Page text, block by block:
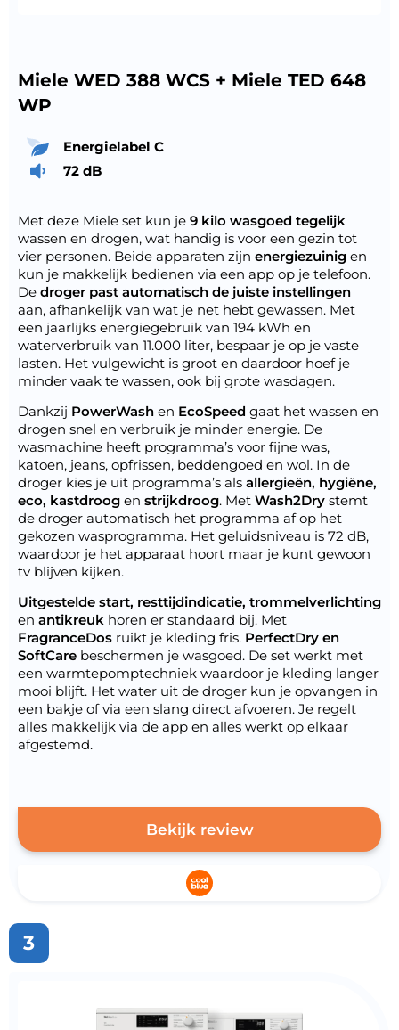
Miele WED 388 WCS + Miele TED 648
WP
Energielabel C
72 dB
Met deze Miele set kun je 9 kilo wasgoed tegelijk
wassen en drogen, wat handig is voor een gezin tot
vier personen. Beide apparaten zijn energiezuinig en
kun je makkelijk bedienen via een app op je telefoon.
De droger past automatisch de juiste instellingen
aan, afhankelijk van wat je net hebt gewassen. Met
een jaarlijks energiegebruik van 194 kWh en
waterverbruik van 11.000 liter, bespaar je op je vaste
lasten. Het vulgewicht is groot en daardoor hoef je
minder vaak te wassen, ook bij grote wasdagen.
Dankzij PowerWash en EcoSpeed gaat het wassen en
drogen snel en verbruik je minder energie. De
wasmachine heeft programma’s voor fijne was,
katoen, jeans, opfrissen, beddengoed en wol. In de
droger kies je uit programma’s als allergieën, hygiëne,
eco, kastdroog en strijkdroog. Met Wash2Dry stemt
de droger automatisch het programma af op het
gekozen wasprogramma. Het geluidsniveau is 72 dB,
waardoor je het apparaat hoort maar je kunt gewoon
tv blijven kijken.
Uitgestelde start, resttijdindicatie, trommelverlichting
en antikreuk horen er standaard bij. Met
FragranceDos ruikt je kleding fris. PerfectDry en
SoftCare beschermen je wasgoed. De set werkt met
een warmtepomptechniek waardoor je kleding langer
mooi blijft. Het water uit de droger kun je opvangen in
een bakje of via een slang direct afvoeren. Je regelt
alles makkelijk via de app en alles werkt op elkaar
afgestemd.
Bekijk review
3